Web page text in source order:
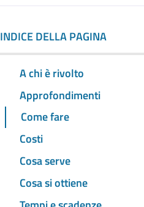
INDICE DELLA PAGINA
A chi è rivolto
Approfondimenti
Come fare
Costi
Cosa serve
Cosa si ottiene